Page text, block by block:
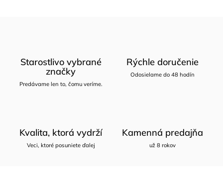
Starostlivo vybrané
značky
Predávame len to, čomu veríme.
Rýchle doručenie
Odosielame do 48 hodín
Kvalita, ktorá vydrží
Veci, ktoré posuniete ďalej
Kamenná predajňa
už 8 rokov